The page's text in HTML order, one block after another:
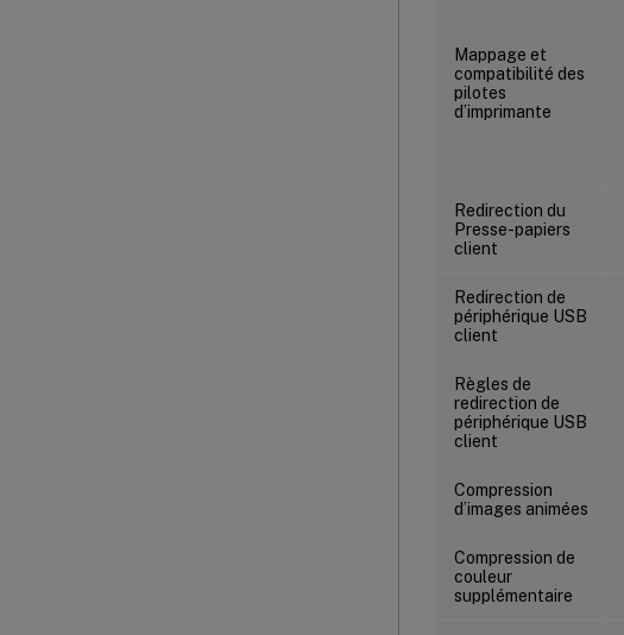
Mappage et
compatibilité des
pilotes
d’imprimante
Redirection du
Presse-papiers
client
Redirection de
périphérique USB
client
Règles de
redirection de
périphérique USB
client
Compression
d’images animées
Compression de
couleur
supplémentaire